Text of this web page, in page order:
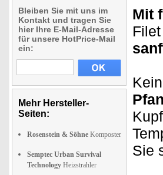
Bleiben Sie mit uns im
Kontakt und tragen Sie
hier Ihre E-Mail-Adresse
für unsere HotPrice-Mail
ein:
Mehr Hersteller-
Seiten:
Rosenstein & Söhne Komposter
Semptec Urban Survival
Technology Heizstrahler
Mit
Sie